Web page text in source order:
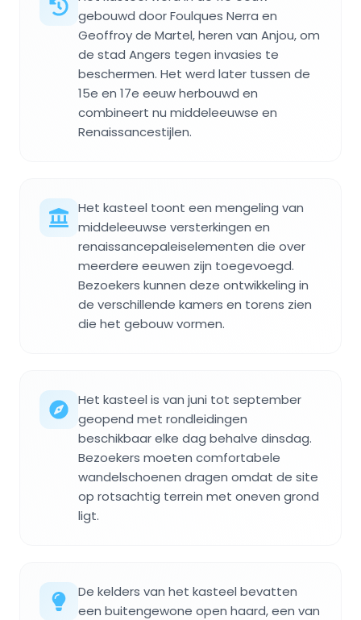
gebouwd door Foulques Nerra en
Geoffroy de Martel, heren van Anjou, om
de stad Angers tegen invasies te
beschermen. Het werd later tussen de
15e en 17e eeuw herbouwd en
combineert nu middeleeuwse en
Renaissancestijlen.
Het kasteel toont een mengeling van
middeleeuwse versterkingen en
renaissancepaleiselementen die over
meerdere eeuwen zijn toegevoegd.
Bezoekers kunnen deze ontwikkeling in
de verschillende kamers en torens zien
die het gebouw vormen.
Het kasteel is van juni tot september
geopend met rondleidingen
beschikbaar elke dag behalve dinsdag.
Bezoekers moeten comfortabele
wandelschoenen dragen omdat de site
op rotsachtig terrein met oneven grond
ligt.
De kelders van het kasteel bevatten
een buitengewone open haard, een van